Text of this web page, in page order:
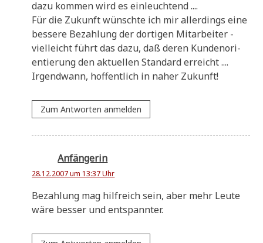
dazu kom­men wird es einleuchtend ....
Für die Zukunft wünsch­te ich mir aller­dings eine
bes­se­re Bezah­lung der dor­ti­gen Mit­ar­bei­ter -
viel­leicht führt das dazu, daß deren Kun­den­ori­
en­tie­rung den aktu­el­len Stan­dard erreicht ....
Irgend­wann, hof­fent­lich in naher Zukunft!
Zum Antworten anmelden
Anfängerin
28.12.2007 um 13:37 Uhr
Bezah­lung mag hilf­reich sein, aber mehr Leu­te
wäre bes­ser und entspannter.